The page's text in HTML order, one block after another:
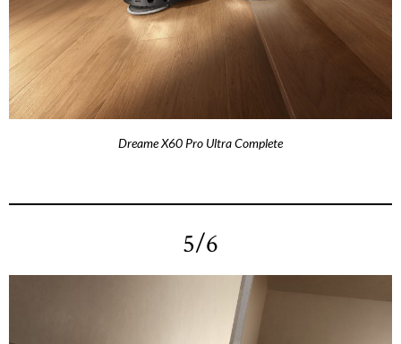
Dreame X60 Pro Ultra Complete
5/6